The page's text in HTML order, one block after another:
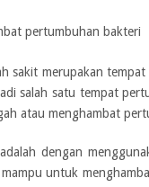
pertumbuhan bakteri
sakit merupakan
salah satu tempat
atau menghambat
dengan
untuk